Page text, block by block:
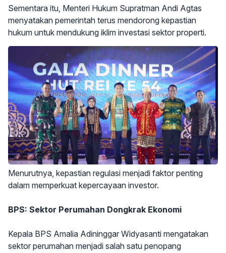
Sementara itu, Menteri Hukum Supratman Andi Agtas
menyatakan pemerintah terus mendorong kepastian
hukum untuk mendukung iklim investasi sektor properti.
Menurutnya, kepastian regulasi menjadi faktor penting
dalam memperkuat kepercayaan investor.
BPS: Sektor Perumahan Dongkrak Ekonomi
Kepala BPS Amalia Adininggar Widyasanti mengatakan
sektor perumahan menjadi salah satu penopang